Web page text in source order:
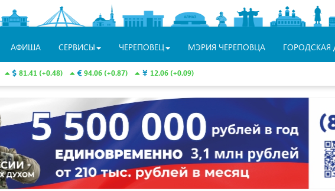
АФИША СЕРВИСЫ ЧЕРЕПОВЕЦ МЭРИЯ ЧЕРЕПОВЦА ГОРОДСКАЯ
81.41 (+0.48) 94.06 (+0.87) 12.06 (+0.09)